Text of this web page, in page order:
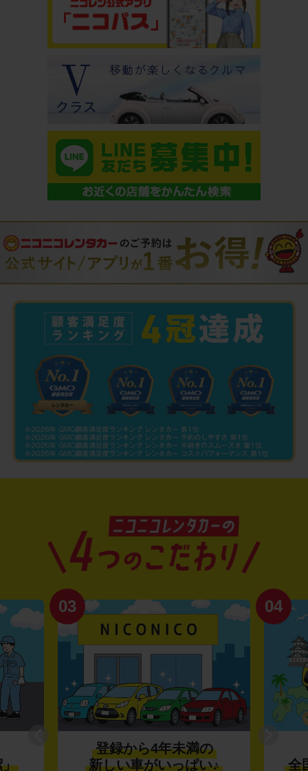
」
03
登録から4年未満の
新しい車がいっぱい♪
04
全